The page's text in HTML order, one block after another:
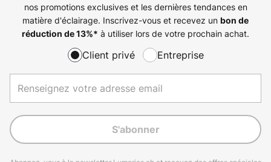
nos promotions exclusives et les dernières tendances en
matière d'éclairage. Inscrivez-vous et recevez un bon de
réduction de13%* à utiliser lors de votre prochain achat.
Client privé Entreprise
S'abonner